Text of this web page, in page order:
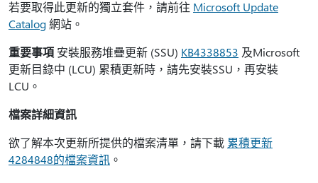
若要取得此更新的獨立套件，請前往 Microsoft Update
Catalog網站。
重要事項 安裝服務堆疊更新 (SSU) KB4338853 及Microsoft
更新目錄中 (LCU) 累積更新時，請先安裝SSU，再安裝
LCU。
檔案詳細資訊
欲了解本次更新所提供的檔案清單，請下載 累積更新
4284848的檔案資訊 。